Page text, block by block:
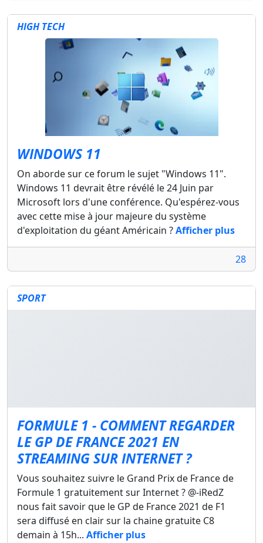
HIGH TECH
WINDOWS 11
On aborde sur ce forum le sujet "Windows 11".
Windows 11 devrait être révélé le 24 Juin par
Microsoft lors d'une conférence. Qu'espérez-vous
avec cette mise à jour majeure du système
d'exploitation du géant Américain ?Afficher plus
28
SPORT
FORMULE 1 - COMMENT REGARDER
LE GP DE FRANCE 2021 EN
STREAMING SUR INTERNET ?
Vous souhaitez suivre le Grand Prix de France de
Formule 1 gratuitement sur Internet ? @-iRedZ
nous fait savoir que le GP de France 2021 de F1
sera diffusé en clair sur la chaine gratuite C8
demain à 15h... Afficher plus